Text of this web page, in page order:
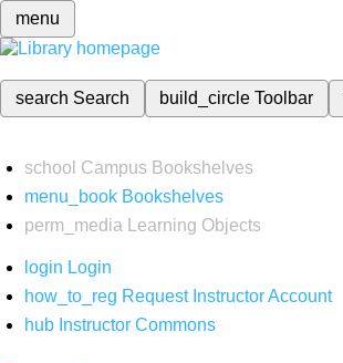
menu
search Search build_circleToolbar
school Campus Bookshelves
menu_book Bookshelves
perm_media
Learning Objects
login Login
how_to_reg Request Instructor Account
hub Instructor Commons